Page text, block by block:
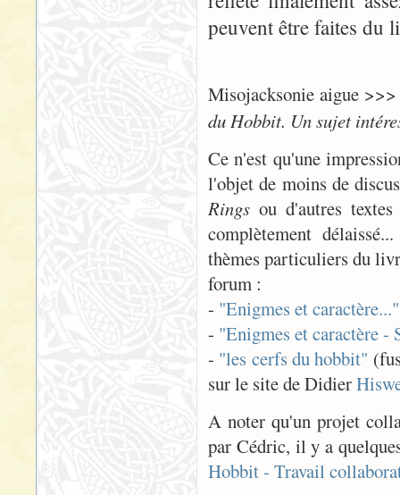
peuvent être faites du
Misojacksonie aigue
du Hobbit. Un sujet
Ce n'est qu'une
l'objet de moins de
Rings ou d'autres
complètement
thèmes particuliers du
forum :
- "Enigmes et caractère..."
- "Enigmes et caractère -
- "les cerfs du hobbit"
sur le site de Didier
A noter qu'un projet
par Cédric, il y a
Hobbit - Travail